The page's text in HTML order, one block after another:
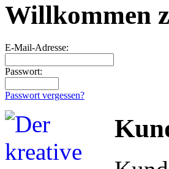
Willkommen
E-Mail-Adresse:
Passwort:
Passwort vergessen?